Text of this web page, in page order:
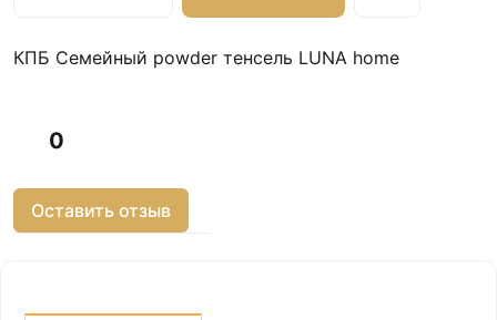
КПБ Семейный powder тенсель LUNA home
0
Оставить отзыв